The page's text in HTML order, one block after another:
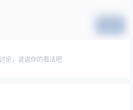
论，说说你的看法吧